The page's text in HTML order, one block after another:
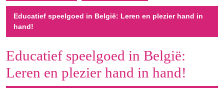
Educatief speelgoed in België: Leren en plezier hand in
hand!
Educatief speelgoed in België:
Leren en plezier hand in hand!